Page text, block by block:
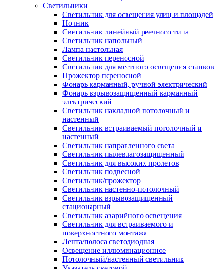
Светильники
Светильник для освещения улиц и площадей
Ночник
Светильник линейный реечного типа
Светильник напольный
Лампа настольная
Светильник переносной
Светильник для местного освещения станков
Прожектор переносной
Фонарь карманный, ручной электрический
Фонарь взрывозащищенный карманный
электрический
Светильник накладной потолочный и
настенный
Светильник встраиваемый потолочный и
настенный
Светильник направленного света
Светильник пылевлагозащищенный
Светильник для высоких пролетов
Светильник подвесной
Светильник/прожектор
Светильник настенно-потолочный
Светильник взрывозащищенный
стационарный
Светильник аварийного освещения
Светильник для встраиваемого и
поверхностного монтажа
Лента/полоса светодиодная
Освещение иллюминационное
Потолочный/настенный светильник